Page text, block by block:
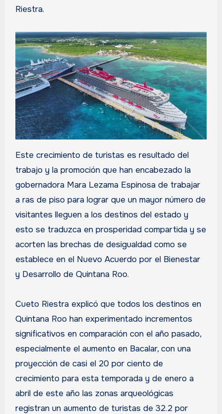
Riestra.
Este crecimiento de turistas es resultado del
trabajo y la promoción que han encabezado la
gobernadora Mara Lezama Espinosa de trabajar
a ras de piso para lograr que un mayor número de
visitantes lleguen a los destinos del estado y
esto se traduzca en prosperidad compartida y se
acorten las brechas de desigualdad como se
establece en el Nuevo Acuerdo por el Bienestar
y Desarrollo de Quintana Roo.
Cueto Riestra explicó que todos los destinos en
Quintana Roo han experimentado incrementos
significativos en comparación con el año pasado,
especialmente el aumento en Bacalar, con una
proyección de casi el 20 por ciento de
crecimiento para esta temporada y de enero a
abril de este año las zonas arqueológicas
registran un aumento de turistas de 32.2 por